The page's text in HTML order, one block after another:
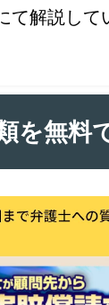
て解説して
を無料